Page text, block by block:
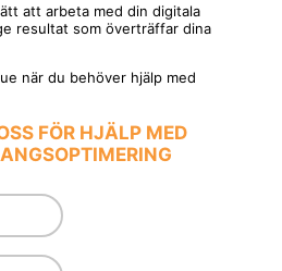
att arbeta med din digitala
resultat som överträffar dina
när du behöver hjälp med
FÖR HJÄLP MED